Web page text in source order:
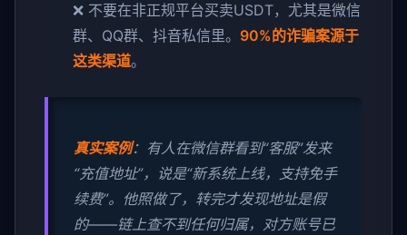
❌ 不要在非正规平台买卖USDT，尤其是微信
群、QQ群、抖音私信里。 90%的诈骗案源于
这类渠道。
真实案例：有人在微信群看到“客服”发来
“充值地址”，说是“新系统上线，支持免手
续费”。他照做了，转完才发现地址是假
的——链上查不到任何归属，对方账号已